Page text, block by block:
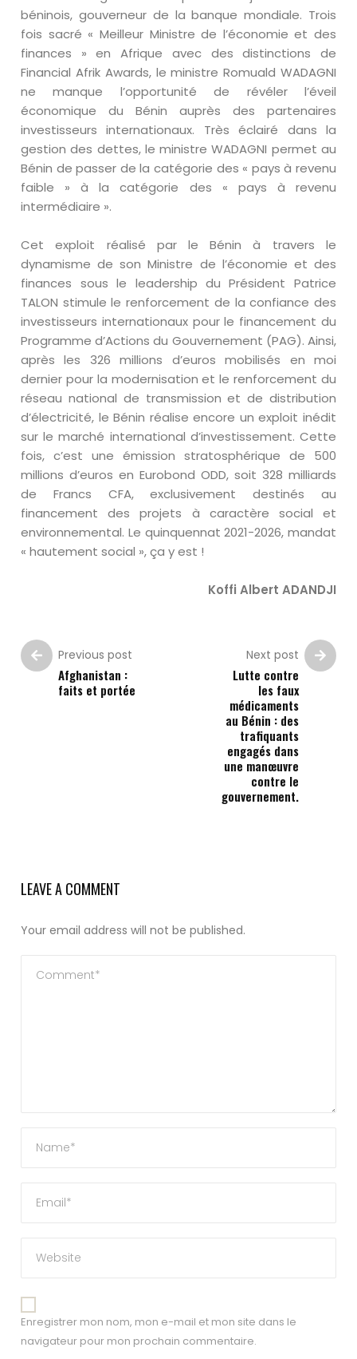
béninois, gouverneur de la banque mondiale. Trois
fois sacré « Meilleur Ministre de l’économie et des
finances » en Afrique avec des distinctions de
Financial Afrik Awards, le ministre Romuald WADAGNI
ne manque l’opportunité de révéler l’éveil
économique du Bénin auprès des partenaires
investisseurs internationaux. Très éclairé dans la
gestion des dettes, le ministre WADAGNI permet au
Bénin de passer de la catégorie des « pays à revenu
faible » à la catégorie des « pays à revenu
intermédiaire ».
Cet exploit réalisé par le Bénin à travers le
dynamisme de son Ministre de l’économie et des
finances sous le leadership du Président Patrice
TALON stimule le renforcement de la confiance des
investisseurs internationaux pour le financement du
Programme d’Actions du Gouvernement (PAG). Ainsi,
après les 326 millions d’euros mobilisés en moi
dernier pour la modernisation et le renforcement du
réseau national de transmission et de distribution
d’électricité, le Bénin réalise encore un exploit inédit
sur le marché international d’investissement. Cette
fois, c’est une émission stratosphérique de 500
millions d’euros en Eurobond ODD, soit 328 milliards
de Francs CFA, exclusivement destinés au
financement des projets à caractère social et
environnemental. Le quinquennat 2021-2026, mandat
« hautement social », ça y est !
Koffi Albert ADANDJI
Previous post
Afghanistan :
faits et portée
Next post
Lutte contre
les faux
médicaments
au Bénin : des
trafiquants
engagés dans
une manœuvre
contre le
gouvernement.
LEAVE A COMMENT
Your email address will not be published.
Enregistrer mon nom, mon e-mail et mon site dans le
navigateur pour mon prochain commentaire.